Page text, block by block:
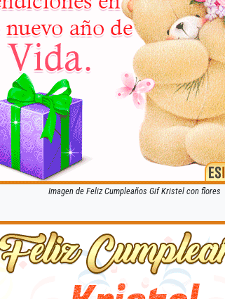
Imagen de Feliz Cumpleaños Gif Kristel con flores